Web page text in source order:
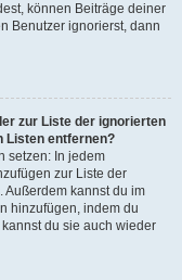
können Beiträge deiner
Benutzer ignorierst, dann
zur Liste der ignorierten
Listen entfernen?
setzen: In jedem
zur Liste der
Außerdem kannst du im
hinzufügen, indem du
du sie auch wieder